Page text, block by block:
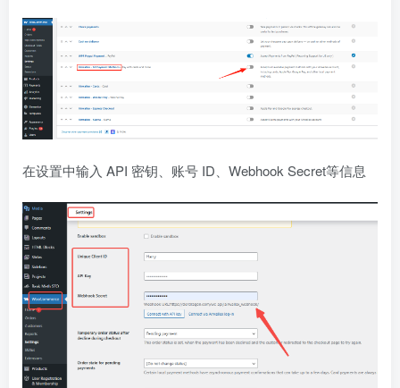
在设置中输入 API 密钥、账号 ID、Webhook Secret等信息